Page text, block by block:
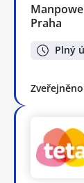
Praha
Plný